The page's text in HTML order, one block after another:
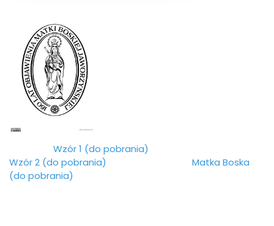
Wzór 1 (do pobrania)
Wzór 2 (do pobrania)
Matka Boska
(do pobrania)